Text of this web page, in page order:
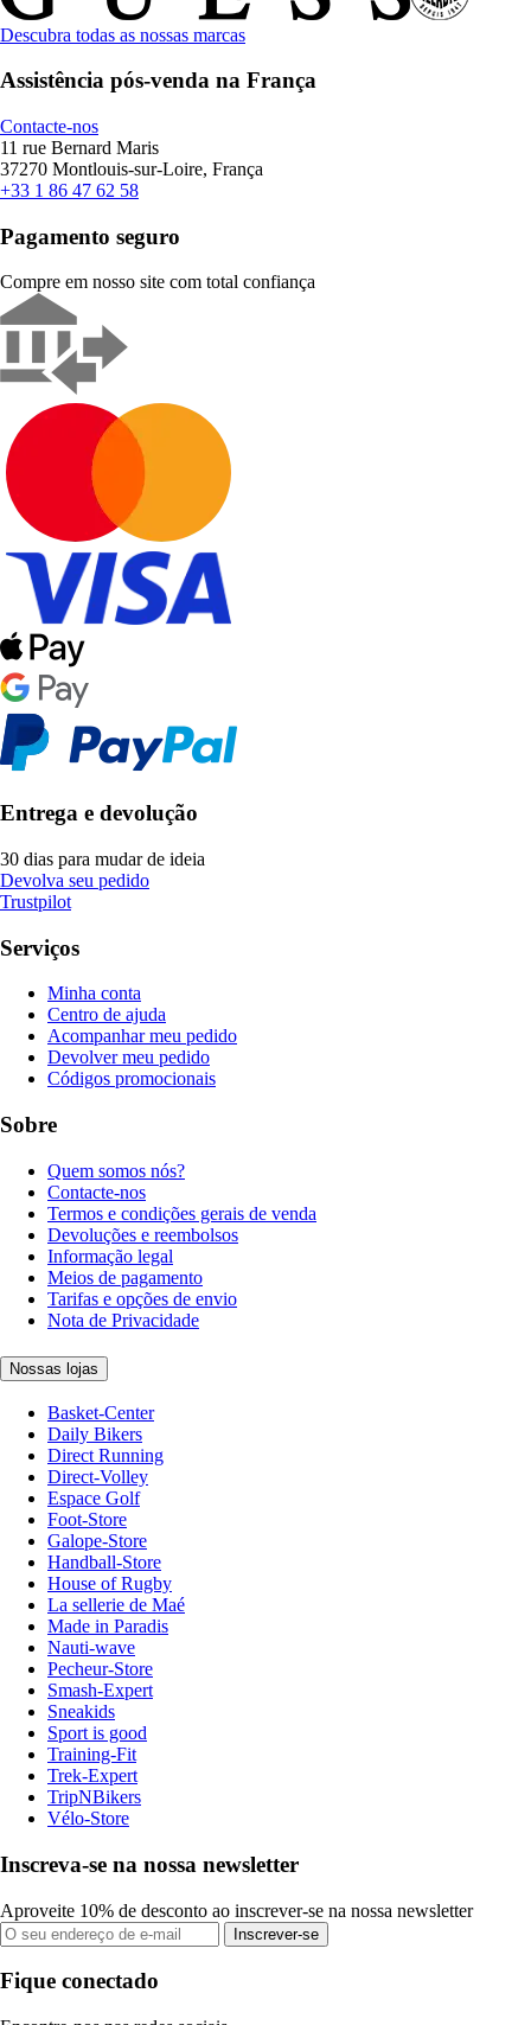
Descubra todas as nossas marcas
Assistência pós-venda na França
Contacte-nos
11 rue Bernard Maris
37270 Montlouis-sur-Loire, França
+33 1 86 47 62 58
Pagamento seguro
Compre em nosso site com total confiança
Entrega e devolução
30 dias para mudar de ideia
Devolva seu pedido
Trustpilot
Serviços
Minha conta
Centro de ajuda
Acompanhar meu pedido
Devolver meu pedido
Códigos promocionais
Sobre
Quem somos nós?
Contacte-nos
Termos e condições gerais de venda
Devoluções e reembolsos
Informação legal
Meios de pagamento
Tarifas e opções de envio
Nota de Privacidade
Nossas lojas
Basket-Center
Daily Bikers
Direct Running
Direct-Volley
Espace Golf
Foot-Store
Galope-Store
Handball-Store
House of Rugby
La sellerie de Maé
Made in Paradis
Nauti-wave
Pecheur-Store
Smash-Expert
Sneakids
Sport is good
Training-Fit
Trek-Expert
TripNBikers
Vélo-Store
Inscreva-se na nossa newsletter
Aproveite 10% de desconto ao inscrever-se na nossa newsletter
Inscrever-se
Fique conectado